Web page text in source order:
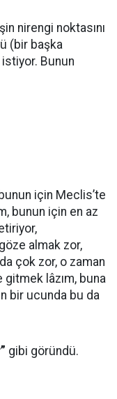
nirengi noktasını
(bir başka
Bunun
için Meclis’te
bunun için en az
almak zor,
çok zor, o zaman
gitmek lâzım, buna
bir ucunda bu da
gibi göründü.